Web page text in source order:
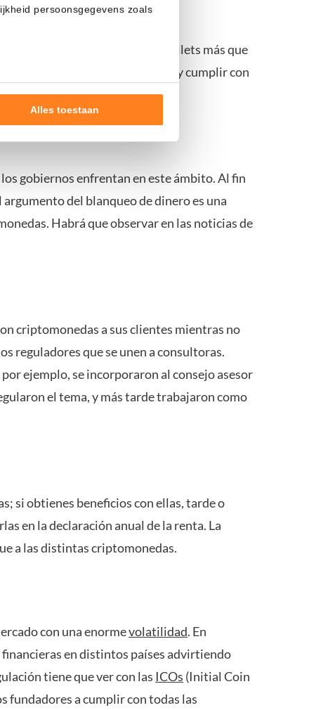
persoonsgegevens zoals
doelen of maak
op de tekst 'cookies' te klikken
Alles toestaan
y a los proveedores de wallets más que
la identidad de los clientes y cumplir con
gobiernos enfrentan en este ámbito. Al fin
argumento del blanqueo de dinero es una
Habrá que observar en las noticias de
criptomonedas a sus clientes mientras no
reguladores que se unen a consultoras.
ejemplo, se incorporaron al consejo asesor
el tema, y más tarde trabajaron como
si obtienes beneficios con ellas, tarde o
en la declaración anual de la renta. La
a las distintas criptomonedas.
con una enormevolatilidad. En
financieras en distintos países advirtiendo
tiene que ver con las ICOs (Initial Coin
fundadores a cumplir con todas las